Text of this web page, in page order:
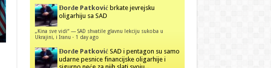
Đorđe Patković brkate jevrejsku
oligarhiju sa SAD
„Kina sve vidi“ — SAD shvatile glavnu lekciju sukoba u
Ukrajini, i Iranu · 1 day ago
Đorđe Patković SAD i pentagon su samo
udarne pesnice financijske oligarhije i